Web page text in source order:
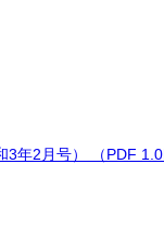
2月号） （PDF